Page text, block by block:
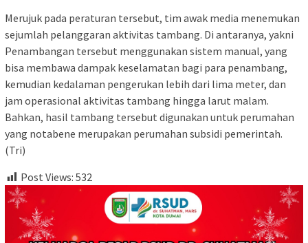
Merujuk pada peraturan tersebut, tim awak media menemukan
sejumlah pelanggaran aktivitas tambang. Di antaranya, yakni
Penambangan tersebut menggunakan sistem manual, yang
bisa membawa dampak keselamatan bagi para penambang,
kemudian kedalaman pengerukan lebih dari lima meter, dan
jam operasional aktivitas tambang hingga larut malam.
Bahkan, hasil tambang tersebut digunakan untuk perumahan
yang notabene merupakan perumahan subsidi pemerintah.
(Tri)
Post Views: 532